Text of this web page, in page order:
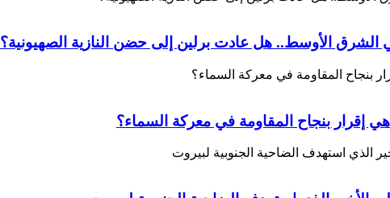
الشرق الأوسط.. هل عادت برلين إلى حضن النازية الصهيونية؟
إقرار بنجاح المقاومة في معركة السماء؟